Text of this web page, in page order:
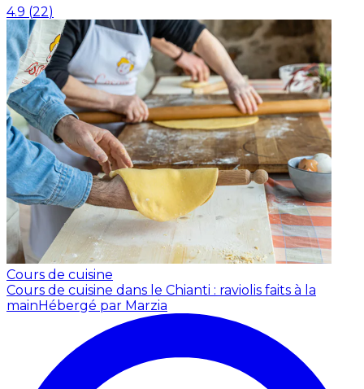
4.9 (22)
Cours de cuisine
Cours de cuisine dans le Chianti : raviolis faits à la
main Hébergé par Marzia